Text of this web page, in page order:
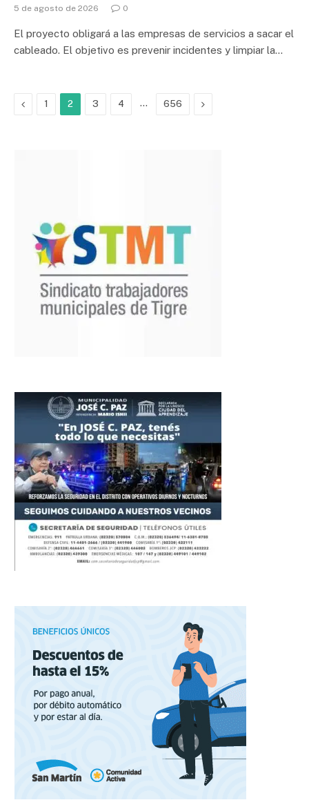
5 de agosto de 2026 0
El proyecto obligará a las empresas de servicios a sacar el
cableado. El objetivo es prevenir incidentes y limpiar la…
Previous
1 2 3 4 … 656 Next